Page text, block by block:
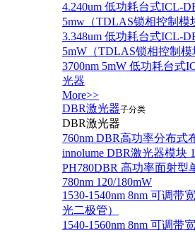
4.240um 低功耗台式ICL-
5mw（TDLAS锁相控制模
3.348um 低功耗台式ICL-
5mW（TDLAS锁相控制模
3700nm 5mW 低功耗台式
光器
More>>
DBR激光器子分类
DBR激光器
760nm DBR高功率分布式
innolume DBR激光器模块
PH780DBR 高功率面射型
780nm 120/180mW
1530-1540nm 8nm 可调带
光二极管）
1540-1560nm 8nm 可调带